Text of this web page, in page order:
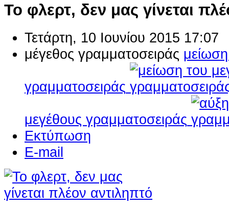
Το φλερτ, δεν μας γίνεται
Τετάρτη, 10 Ιουνίου 2015 17:07
μέγεθος γραμματοσειράς
γραμματοσειράς
μεγέθους γραμματοσειράς
Εκτύπωση
E-mail